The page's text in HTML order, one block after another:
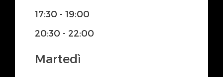
17:30 - 19:00
20:30 - 22:00
Martedì